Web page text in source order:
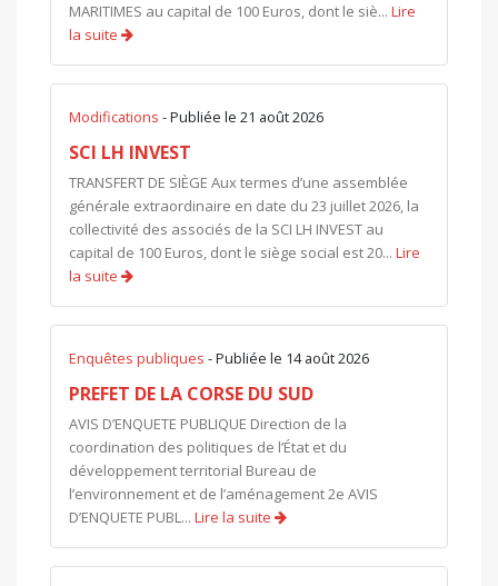
MARITIMES au capital de 100 Euros, dont le siè... Lire
la suite
Modifications - Publiée le 21 août 2026
SCI LH INVEST
TRANSFERT DE SIÈGE Aux termes d’une assemblée
générale extraordinaire en date du 23 juillet 2026, la
collectivité des associés de la SCI LH INVEST au
capital de 100 Euros, dont le siège social est 20... Lire
la suite
Enquêtes publiques - Publiée le 14 août 2026
PREFET DE LA CORSE DU SUD
AVIS D’ENQUETE PUBLIQUE Direction de la
coordination des politiques de l’État et du
développement territorial Bureau de
l’environnement et de l’aménagement 2e AVIS
D’ENQUETE PUBL... Lire la suite